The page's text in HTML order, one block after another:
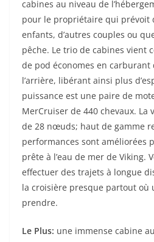
cabines au niveau de
pour le propriétaire qui prévoit
enfants, d’autres couples ou
pêche. Le trio de cabines vient
de pod économes en
l’arrière, libérant ainsi plus
puissance est une paire de
MerCruiser de 440 chevaux. La
de 28 nœuds; haut de gamme
performances sont améliorées
prête à l’eau de mer de Viking.
effectuer des trajets à longue
la croisière presque partout où
prendre.
Le Plus: une immense cabine